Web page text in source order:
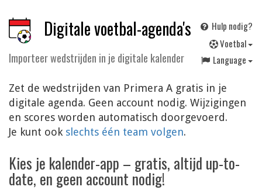
Digitale voetbal-agenda's
Importeer wedstrijden in je digitale kalender
Hulp nodig?
Voetbal
Language
Zet de wedstrijden van Primera A gratis in je
digitale agenda. Geen account nodig. Wijzigingen
en scores worden automatisch doorgevoerd.
Je kunt ook slechts één team volgen.
Kies je kalender-app – gratis, altijd up-to-
date, en geen account nodig!